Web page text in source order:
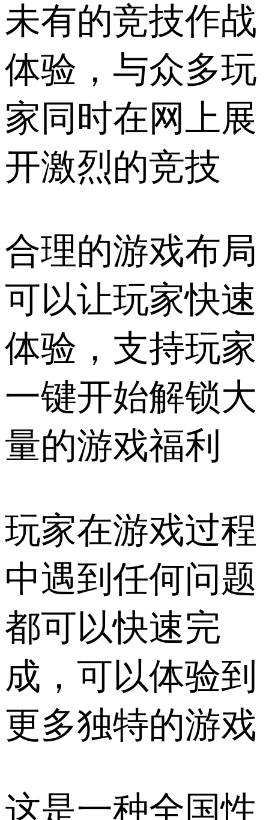
未有的竞技作战
体验，与众多玩
家同时在网上展
开激烈的竞技
合理的游戏布局
可以让玩家快速
体验，支持玩家
一键开始解锁大
量的游戏福利
玩家在游戏过程
中遇到任何问题
都可以快速完
成，可以体验到
更多独特的游戏
这是一种全国性